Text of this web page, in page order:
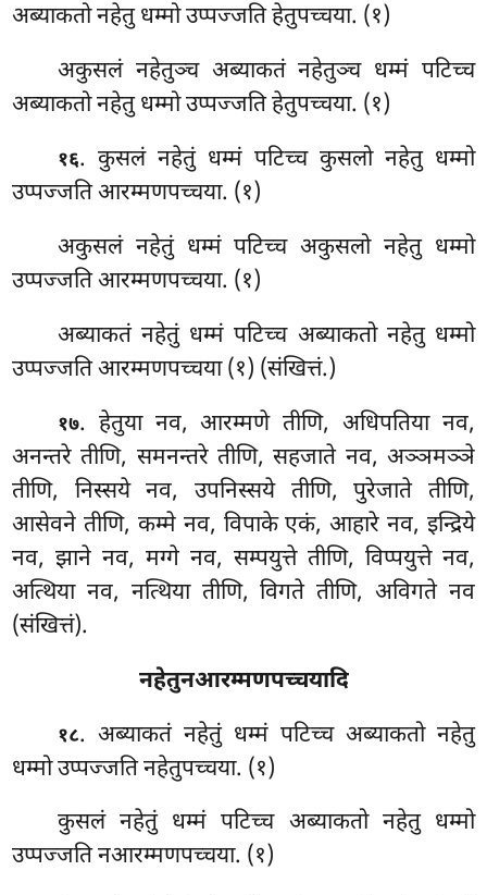
अब्याकतो नहेतु धम्मो उप्पज्जति हेतुपच्चया. (१)
अकुसलं नहेतुञ्च अब्याकतं नहेतुञ्च धम्मं पटिच्च
अब्याकतो नहेतु धम्मो उप्पज्जति हेतुपच्चया. (१)
१६. कुसलं नहेतुं धम्मं पटिच्च कुसलो नहेतु धम्मो
उप्पज्जति आरम्मणपच्चया. (१)
अकुसलं नहेतुं धम्मं पटिच्च अकुसलो नहेतु धम्मो
उप्पज्जति आरम्मणपच्चया. (१)
अब्याकतं नहेतुं धम्मं पटिच्च अब्याकतो नहेतु धम्मो
उप्पज्जति आरम्मणपच्चया (१) (संखित्तं.)
१७. हेतुया नव, आरम्मणे तीणि, अधिपतिया नव,
अनन्तरे तीणि, समनन्तरे तीणि, सहजाते नव, अञ्ञमञ्ञे
तीणि, निस्सये नव, उपनिस्सये तीणि, पुरेजाते तीणि,
आसेवने तीणि, कम्मे नव, विपाके एकं, आहारे नव, इन्द्रिये
नव, झाने नव, मग्गे नव, सम्पयुत्ते तीणि, विप्पयुत्ते नव,
अत्थिया नव, नत्थिया तीणि, विगते तीणि, अविगते नव
(संखित्तं).
नहेतुनआरम्मणपच्चयादि
१८. अब्याकतं नहेतुं धम्मं पटिच्च अब्याकतो नहेतु
धम्मो उप्पज्जति नहेतुपच्चया. (१)
कुसलंनहेतुं धम्मं पटिच्च अब्याकतो नहेतु धम्मो
उप्पज्जति नआरम्मणपच्चया. (१)